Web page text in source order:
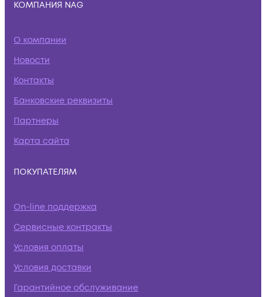
КОМПАНИЯ NAG
О компании
Новости
Контакты
Банковские реквизиты
Партнеры
Карта сайта
ПОКУПАТЕЛЯМ
On-line поддержка
Сервисные контракты
Условия оплаты
Условия доставки
Гарантийное обслуживание